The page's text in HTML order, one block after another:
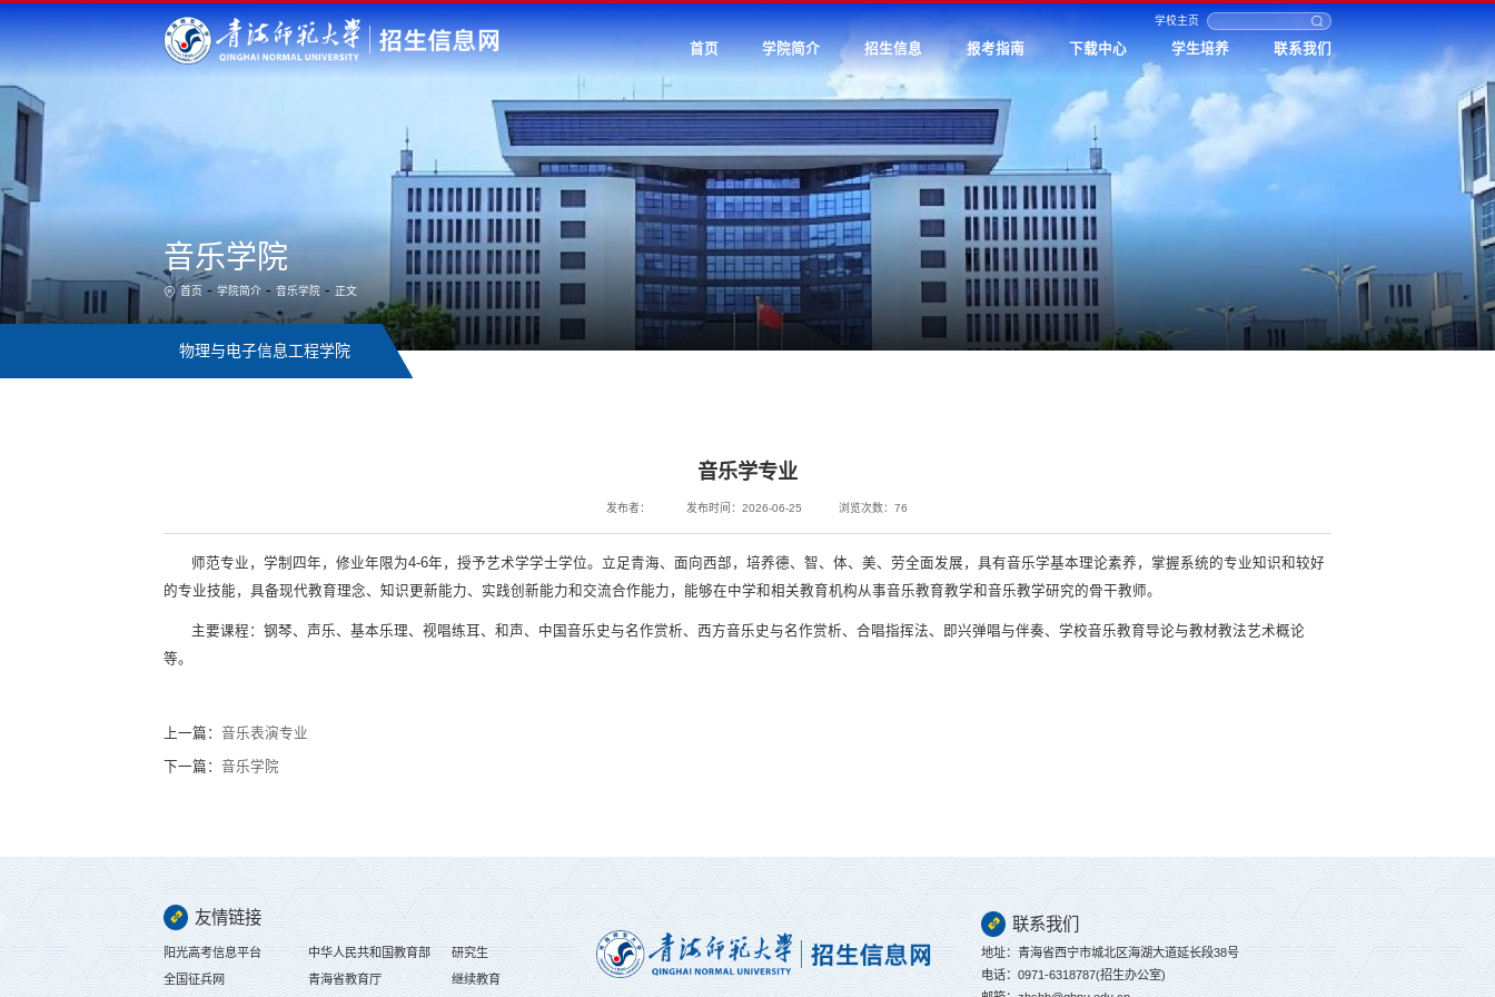
学校主页
首页 学院简介 招生信息 报考指南 下载中心 学生培养 联系我们
音乐学院
首页 - 学院简介 - 音乐学院 - 正文
物理与电子信息工程学院
音乐学专业
发布者： 发布时间：2026-06-25 浏览次数：76
师范专业，学制四年，修业年限为4-6年，授予艺术学学士学位。立足青海、面向西部，培养德、智、体、美、劳全面发展，具有音乐学基本理论素养，掌握系统的专业知识和较好
的专业技能，具备现代教育理念、知识更新能力、实践创新能力和交流合作能力，能够在中学和相关教育机构从事音乐教育教学和音乐教学研究的骨干教师。
主要课程：钢琴、声乐、基本乐理、视唱练耳、和声、中国音乐史与名作赏析、西方音乐史与名作赏析、合唱指挥法、即兴弹唱与伴奏、学校音乐教育导论与教材教法艺术概论
等。
上一篇： 音乐表演专业
下一篇： 音乐学院
友情链接
阳光高考信息平台 中华人民共和国教育部 研究生
全国征兵网 青海省教育厅 继续教育
联系我们
地址：青海省西宁市城北区海湖大道延长段38号
电话：0971-6318787(招生办公室)